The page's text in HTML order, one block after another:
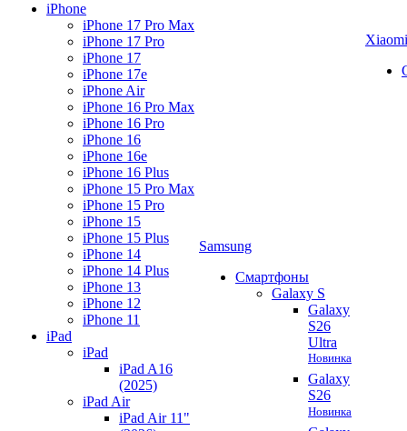
iPhone
iPhone 17 Pro Max
iPhone 17 Pro
iPhone 17
iPhone 17e
iPhone Air
iPhone 16 Pro Max
iPhone 16 Pro
iPhone 16
iPhone 16e
iPhone 16 Plus
iPhone 15 Pro Max
iPhone 15 Pro
iPhone 15
iPhone 15 Plus
iPhone 14
iPhone 14 Plus
iPhone 13
iPhone 12
iPhone 11
iPad
iPad
iPad A16
(2025)
iPad Air
iPad Air 11"
Samsung
Смартфоны
Galaxy S
Galaxy
S26
Ultra
Новинка
Galaxy
S26
Новинка
Xiaomi